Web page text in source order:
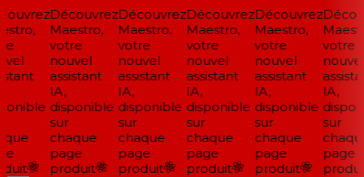
Découvrez
Maestro,
votre
nouvel
assistant
IA,
disponible
sur
chaque
page
produit
Découvrez
Maestro,
votre
nouvel
assistant
IA,
disponible
sur
chaque
page
produit
Découvrez
Maestro,
votre
nouvel
assistant
IA,
disponible
sur
chaque
page
produit
Découvrez
Maestro,
votre
nouvel
assistant
IA,
disponible
sur
chaque
page
produit
votre
nouvel
IA,
sur
chaque
page
produit